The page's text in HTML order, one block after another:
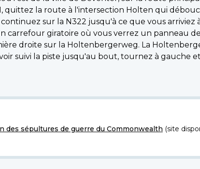
quittez la route à l'intersection Holten qui
sur la N322 jusqu'à ce que vous
carrefour giratoire où vous verrez un panneau
droite sur la Holtenbergerweg. La
suivi la piste jusqu'au bout, tournez à gauche
des sépultures de guerre du Commonwealth (site